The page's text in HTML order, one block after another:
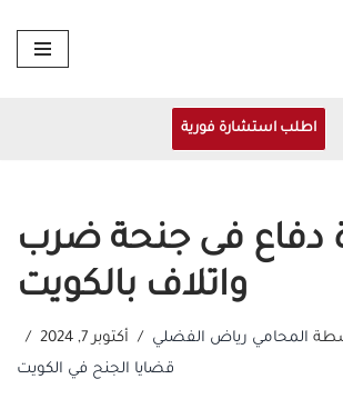
اطلب استشارة فورية
دفاع فى جنحة ضرب
واتلاف بالكويت
المحامي رياض الفضلي
أكتوبر 7, 2024
قضايا الجنح في الكويت